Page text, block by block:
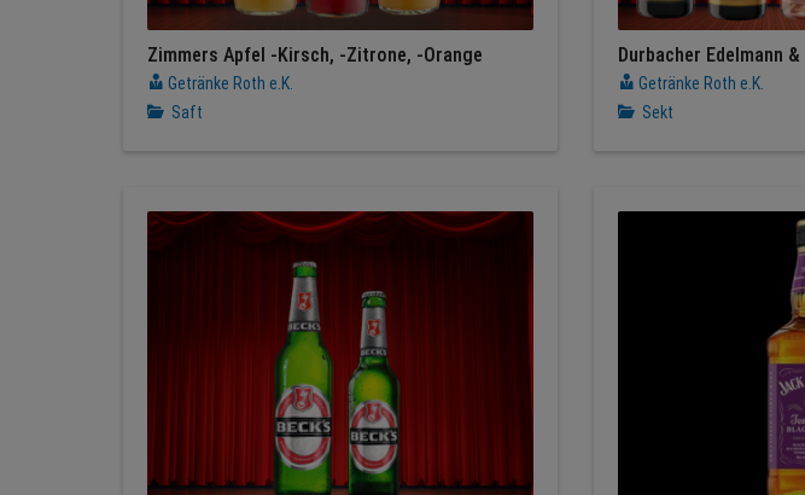
Zimmers Apfel -Kirsch, -Zitrone, -Orange
Getränke Roth e.K.
Saft
Durbacher Edelmann
Getränke Roth e.K.
Sekt